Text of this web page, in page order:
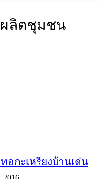
ลิตชุมชน
อกะเหรี่ยงบ้านเด่น
2016